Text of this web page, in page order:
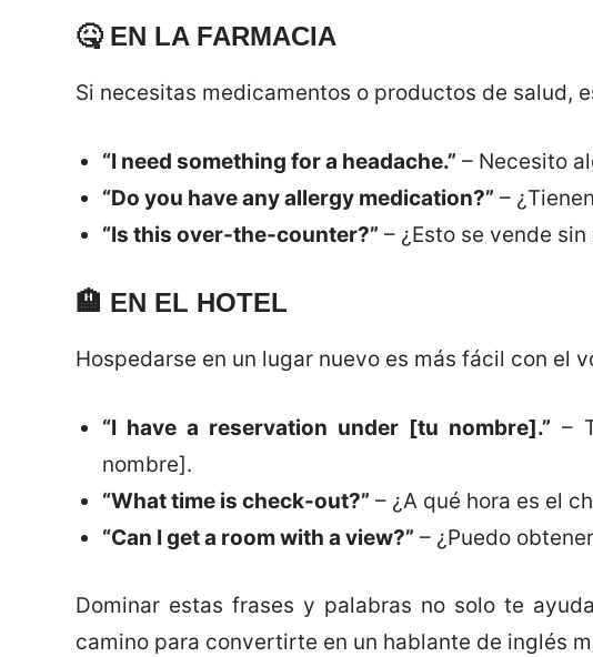
🤒 EN LA FARMACIA
Si necesitas medicamentos o productos de salud,
“I need something for a headache.” – Necesito
“Do you have any allergy medication?” –
“Is this over-the-counter?” – ¿Esto se vende
🏨 EN EL HOTEL
Hospedarse en un lugar nuevo es más fácil con el
“I have a reservation under [tu nombre].” –
nombre].
“What time is check-out?” – ¿A qué hora es el
“Can I get a room with a view?” – ¿Puedo
Dominar estas frases y palabras no solo te
camino para convertirte en un hablante de inglés